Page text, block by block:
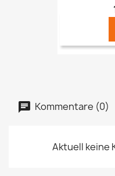
Kommentare (0)
Aktuell keine